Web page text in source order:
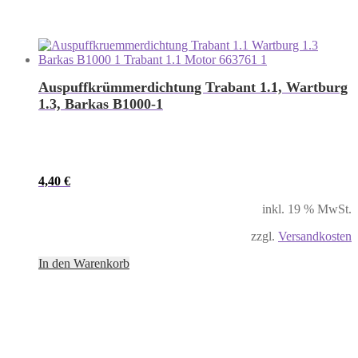
Auspuffkrümmerdichtung Trabant 1.1, Wartburg
1.3, Barkas B1000-1
4,40 €
inkl. 19 % MwSt.
zzgl. Versandkosten
In den Warenkorb